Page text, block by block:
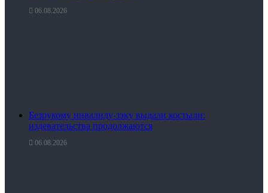
06.08.2026
Безрукому инвалиду-зэку выдали костыли:
издевательства продолжаются
06.08.2026